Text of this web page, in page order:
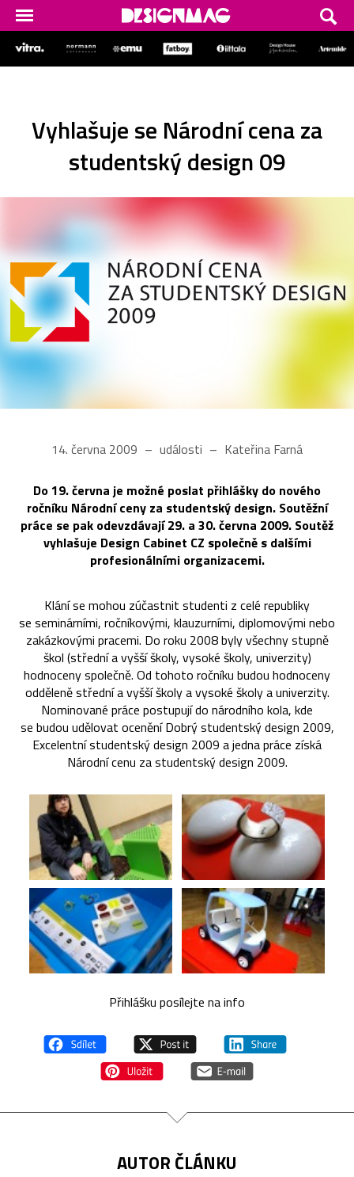
Vyhlašuje se Národní cena za
studentský design 09
14. června 2009 události Kateřina Farná
Do 19. června je možné poslat přihlášky do nového
ročníku Národní ceny za studentský design. Soutěžní
práce se pak odevzdávají 29. a 30. června 2009. Soutěž
vyhlašuje Design Cabinet CZ společně s dalšími
profesionálními organizacemi.
Klání se mohou zúčastnit studenti z celé republiky
se seminárními, ročníkovými, klauzurními, diplomovými nebo
zakázkovými pracemi. Do roku 2008 byly všechny stupně
škol (střední a vyšší školy, vysoké školy, univerzity)
hodnoceny společně. Od tohoto ročníku budou hodnoceny
odděleně střední a vyšší školy a vysoké školy a univerzity.
Nominované práce postupují do národního kola, kde
se budou udělovat ocenění Dobrý studentský design 2009,
Excelentní studentský design 2009 a jedna práce získá
Národní cenu za studentský design 2009.
Přihlášku posílejte na info
AUTOR ČLÁNKU